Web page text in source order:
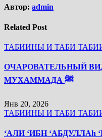
Автор: admin
Related Post
ТАБИИНЫ И ТАБИ
ОЧАРОВАТЕЛЬНЫЙ
МУХАММАДА ﷺ
Янв 20, 2026
ТАБИИНЫ И ТАБИ
‘АЛИ ‘ИБН ‘АБДУЛЛАh